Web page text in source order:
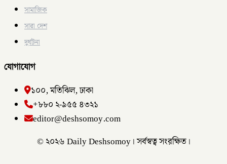
সামাজিক
সারা দেশ
দুর্ঘটনা
যোগাযোগ
১০০, মতিঝিল, ঢাকা
+৮৮০ ২-৯৫৫ ৪৩২১
editor@deshsomoy.com
© ২০২৬ Daily Deshsomoy। সর্বস্বত্ব সংরক্ষিত।